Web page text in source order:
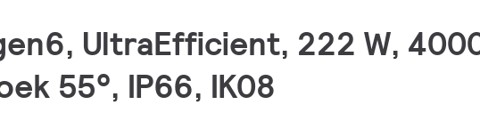
UltraEfficient, 222 W,
55°, IP66, IK08